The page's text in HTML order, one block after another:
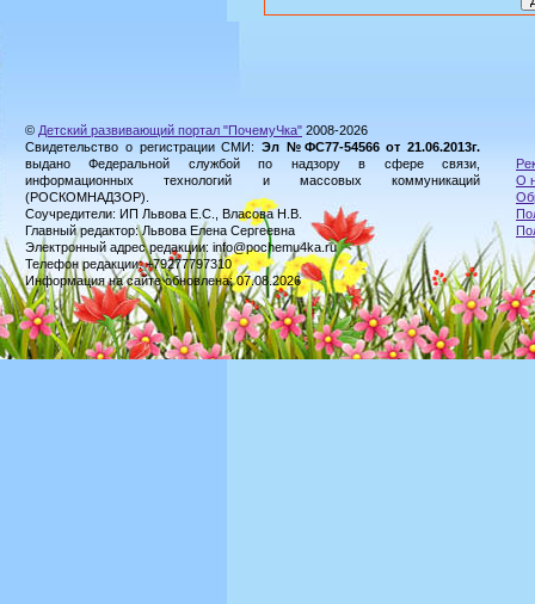
© Детский развивающий портал "ПочемуЧка" 2008-2026
Свидетельство о регистрации СМИ: Эл №ФС77-54566 от 21.06.2013г.
выдано Федеральной службой по надзору в сфере связи,
информационных технологий и массовых коммуникаций
(РОСКОМНАДЗОР).
Соучредители: ИП Львова Е.С., Власова Н.В.
Главный редактор: Львова Елена Сергеевна
Электронный адрес редакции: info@pochemu4ka.ru
Телефон редакции: +79277797310
Информация на сайте обновлена: 07.08.2026
О